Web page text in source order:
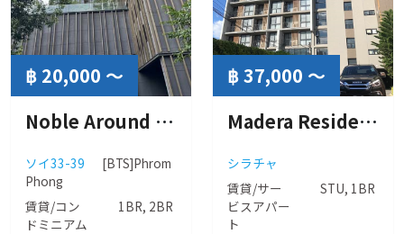
฿ 20,000 ～
Noble Around Sukhumvit 33 (ノーブル アラウンド スクンビット 33)
ソイ33-39
[BTS]Phrom
Phong
賃貸/コン
ドミニアム
1BR, 2BR
฿ 37,000 ～
Madera Residence Sriracha ( マデラ レジデンス シラチャ )
シラチャ
賃貸/サー
ビスアパー
ト
STU, 1BR